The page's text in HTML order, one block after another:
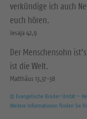
verkündige ich auch
euch hören.
Jesaja 42,9
Der Menschensohn
ist die Welt.
Matthäus 13,37-38
© Evangelische Brüder-Unität –
Weitere Informationen finden Sie